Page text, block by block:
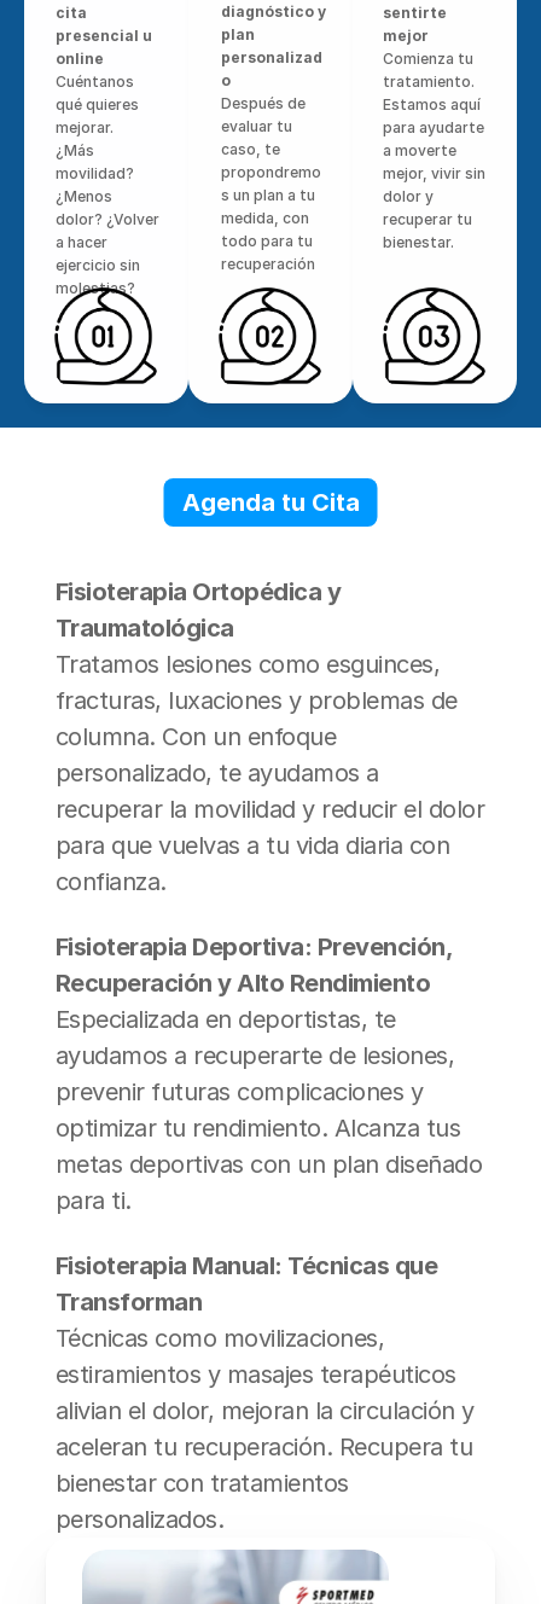
cita
presencial u
online
Cuéntanos
qué quieres
mejorar.
¿Más
movilidad?
¿Menos
dolor? ¿Volver
a hacer
ejercicio sin
molestias?
sentirte
mejor
Comienza tu
tratamiento.
Estamos aquí
para ayudarte
a moverte
mejor, vivir sin
dolor y
recuperar tu
bienestar.
diagnóstico y
plan
personalizad
o
Después de
evaluar tu
caso, te
propondremo
s un plan a tu
medida, con
todo para tu
recuperación
Fisioterapia Ortopédica y
Traumatológica
Tratamos lesiones como esguinces,
fracturas, luxaciones y problemas de
columna. Con un enfoque
personalizado, te ayudamos a
recuperar la movilidad y reducir el dolor
para que vuelvas a tu vida diaria con
confianza.
Fisioterapia Deportiva: Prevención,
Recuperación y Alto Rendimiento
Especializada en deportistas, te
ayudamos a recuperarte de lesiones,
prevenir futuras complicaciones y
optimizar tu rendimiento. Alcanza tus
metas deportivas con un plan diseñado
para ti.
Fisioterapia Manual: Técnicas que
Transforman
Técnicas como movilizaciones,
estiramientos y masajes terapéuticos
alivian el dolor, mejoran la circulación y
aceleran tu recuperación. Recupera tu
bienestar con tratamientos
personalizados.
Agenda tu Cita